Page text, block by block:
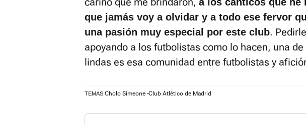
que jamás voy a olvidar y a todo ese fervor
una pasión muy especial por este club.
apoyando a los futbolistas como lo hacen, una
lindas es esa comunidad entre futbolistas y
TEMAS:Cholo Simeone Club Atlético de Madrid